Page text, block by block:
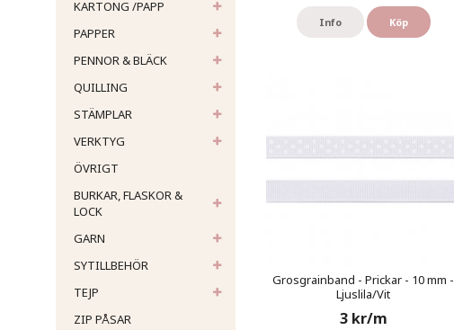
KARTONG /PAPP
PAPPER
PENNOR & BLÄCK
QUILLING
STÄMPLAR
VERKTYG
ÖVRIGT
BURKAR, FLASKOR &
LOCK
GARN
SYTILLBEHÖR
TEJP
ZIP PÅSAR
Info Köp
Grosgrainband - Prickar - 10 mm -
Ljuslila/Vit
3 kr/m